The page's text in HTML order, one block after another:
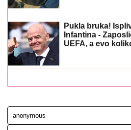
Pukla bruka!
Infantina -
UEFA, a evo